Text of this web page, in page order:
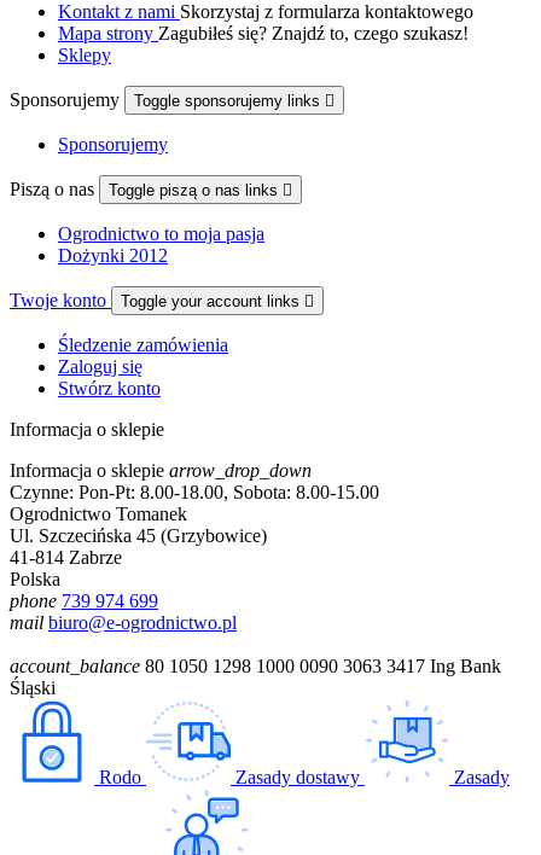
Kontakt z nami Skorzystaj z formularza kontaktowego
Mapa strony Zagubiłeś się? Znajdź to, czego szukasz!
Sklepy
Sponsorujemy Toggle sponsorujemy links 
Sponsorujemy
Piszą o nas Toggle piszą o nas links 
Ogrodnictwo to moja pasja
Dożynki 2012
Twoje konto Toggle your account links 
Śledzenie zamówienia
Zaloguj się
Stwórz konto
Informacja o sklepie
Informacja o sklepie arrow_drop_down
Czynne: Pon-Pt: 8.00-18.00, Sobota: 8.00-15.00
Ogrodnictwo Tomanek
Ul. Szczecińska 45 (Grzybowice)
41-814 Zabrze
Polska
phone 739 974 699
mail biuro@e-ogrodnictwo.pl
account_balance 80 1050 1298 1000 0090 3063 3417 Ing Bank
Śląski
Rodo Zasady dostawy Zasady